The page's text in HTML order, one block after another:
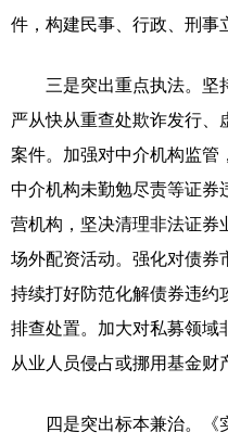
件，构建民事、行政、刑事
三是突出重点执法。坚
严从快从重查处欺诈发行、
案件。加强对中介机构监管
中介机构未勤勉尽责等证券
营机构，坚决清理非法证券
场外配资活动。强化对债券
持续打好防范化解债券违约
排查处置。加大对私募领域
从业人员侵占或挪用基金财
四是突出标本兼治。《